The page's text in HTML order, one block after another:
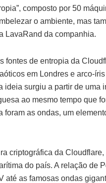
composto por 50
o ambiente, mas
LavaRand da companhia.
fontes de entropia da
em Londres e arco-
surgiu a partir de uma
ao mesmo tempo que
foram as ondas, um
criptográfica da
do país. A relação de
as famosas ondas